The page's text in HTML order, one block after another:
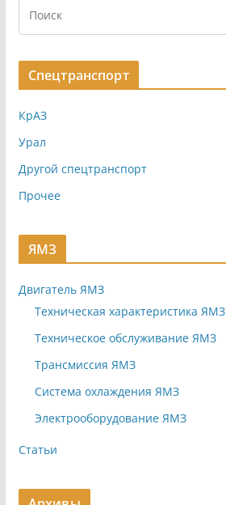
Спецтранспорт
КрАЗ
Урал
Другой спецтранспорт
Прочее
ЯМЗ
Двигатель ЯМЗ
Техническая характеристика ЯМЗ
Техническое обслуживание ЯМЗ
Трансмиссия ЯМЗ
Система охлаждения ЯМЗ
Электрооборудование ЯМЗ
Статьи